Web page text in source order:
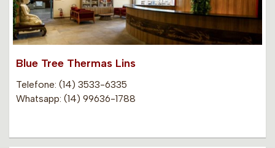
Blue Tree Thermas Lins
Telefone: (14) 3533-6335
Whatsapp: (14) 99636-1788